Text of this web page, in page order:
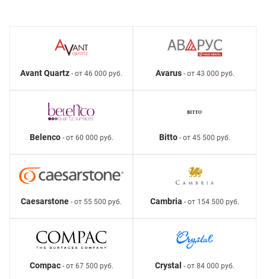
Avant Quartz - от 46 000 руб. Avarus- от 43 000 руб.
Belenco- от 60 000 руб. Bitto - от 45 500 руб.
Caesarstone - от 55 500 руб. Cambria - от 154 500 руб.
Compac- от 67 500 руб. Crystal - от 84 000 руб.